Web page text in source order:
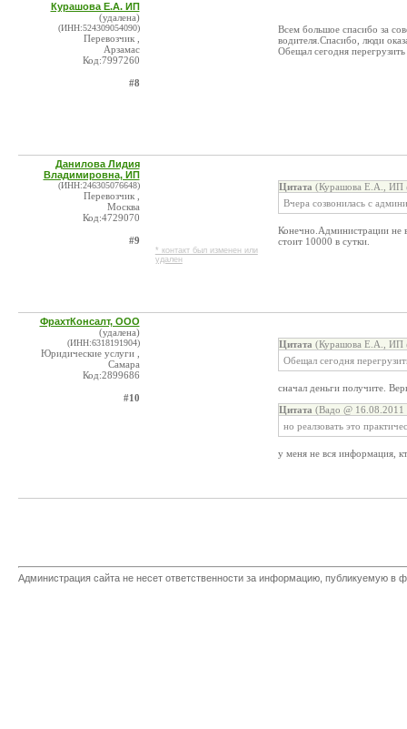
Курашова Е.А. ИП
(удалена)
(ИНН:524309054090)
Перевозчик ,
Арзамас
Код:7997260
#8
Всем большое спасибо за
водителя.Спасибо, люди
Обещал сегодня
Данилова Лидия
Владимировна, ИП
(ИНН:246305076648)
Перевозчик ,
Москва
Код:4729070
#9
* контакт был изменен или
удален
Цитата (Курашова Е.А., ИП
Вчера созвонилась с
Конечно.Администрации не
стоит 10000 в сутки.
ФрахтКонсалт, ООО
(удалена)
(ИНН:6318191904)
Юридические услуги ,
Самара
Код:2899686
#10
Цитата (Курашова Е.А., ИП
Обещал сегодня
сначал деньги получите.
Цитата (Вадо @ 16.08.2011
но реалзовать это
у меня не вся информация,
Администрация сайта не несет ответственности за информацию, публикуемую